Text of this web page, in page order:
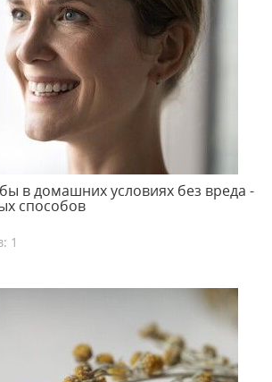
в домашних условиях без вреда -
способов
1